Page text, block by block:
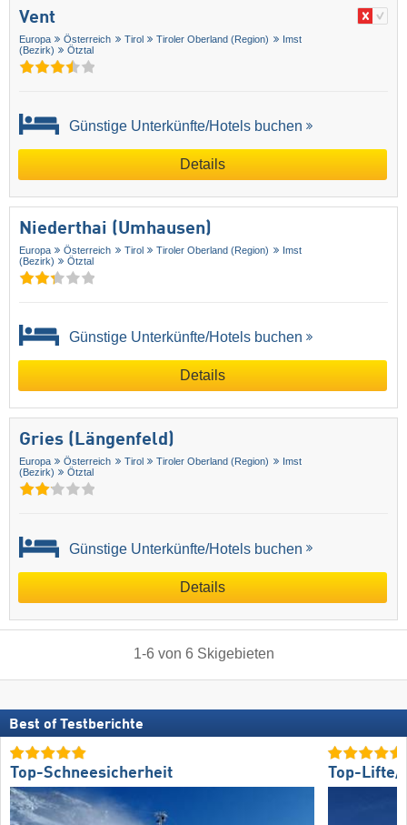
Vent
Europa Österreich Tirol Tiroler Oberland (Region)
Imst
(Bezirk)
Ötztal
Günstige Unterkünfte/Hotels buchen
Details
Niederthai (Umhausen)
Europa Österreich Tirol Tiroler Oberland (Region)
Imst
(Bezirk)
Ötztal
Günstige Unterkünfte/Hotels buchen
Details
Gries (Längenfeld)
Europa Österreich Tirol Tiroler Oberland (Region)
Imst
(Bezirk)
Ötztal
Günstige Unterkünfte/Hotels buchen
Details
1-6 von 6 Skigebieten
Best of Testberichte
Top-Schneesicherheit Top-Lifte/